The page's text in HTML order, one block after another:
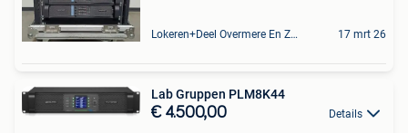
Lokeren+Deel Overmere En Zele 17 mrt 26
Lab Gruppen PLM8K44
€ 4.500,00 Details